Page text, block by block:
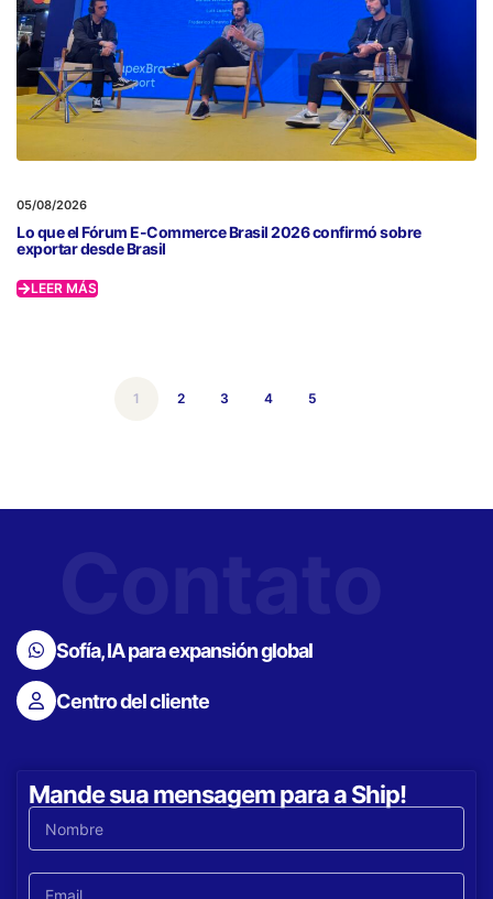
05/08/2026
Lo que el Fórum E-Commerce Brasil 2026 confirmó sobre
exportar desde Brasil
LEER MÁS
1 2 3 4 5
Sofía, IA para expansión global
Centro del cliente
Mande sua mensagem para a Ship!